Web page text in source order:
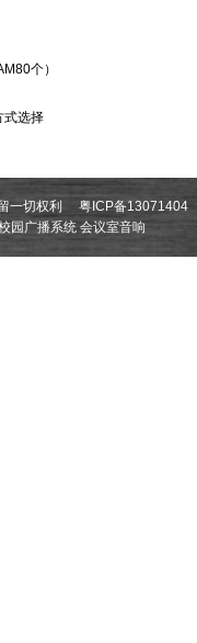
个）
式选择
一切权利 粤ICP备13071404
园广播系统 会议室音响